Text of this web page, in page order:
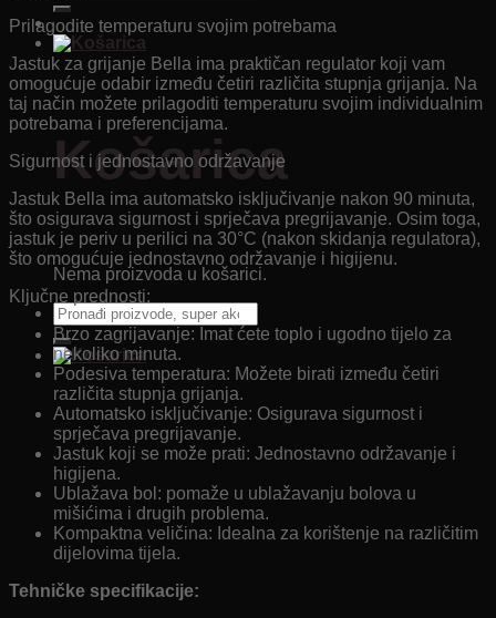
Košarica
Nema proizvoda u košarici.
Pretraži:
Prilagodite temperaturu svojim potrebama
Jastuk za grijanje Bella ima praktičan regulator koji vam
omogućuje odabir između četiri različita stupnja grijanja. Na
taj način možete prilagoditi temperaturu svojim individualnim
potrebama i preferencijama.
Sigurnost i jednostavno održavanje
Jastuk Bella ima automatsko isključivanje nakon 90 minuta,
što osigurava sigurnost i sprječava pregrijavanje. Osim toga,
jastuk je periv u perilici na 30°C (nakon skidanja regulatora),
što omogućuje jednostavno održavanje i higijenu.
Ključne prednosti:
Brzo zagrijavanje: Imat ćete toplo i ugodno tijelo za
nekoliko minuta.
Podesiva temperatura: Možete birati između četiri
različita stupnja grijanja.
Automatsko isključivanje: Osigurava sigurnost i
sprječava pregrijavanje.
Jastuk koji se može prati: Jednostavno održavanje i
higijena.
Ublažava bol: pomaže u ublažavanju bolova u
mišićima i drugih problema.
Kompaktna veličina: Idealna za korištenje na različitim
dijelovima tijela.
Tehničke specifikacije: